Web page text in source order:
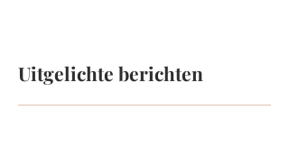
Uitgelichte berichten